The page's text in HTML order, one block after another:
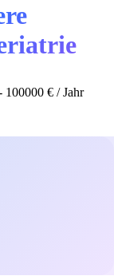
100000 € / Jahr